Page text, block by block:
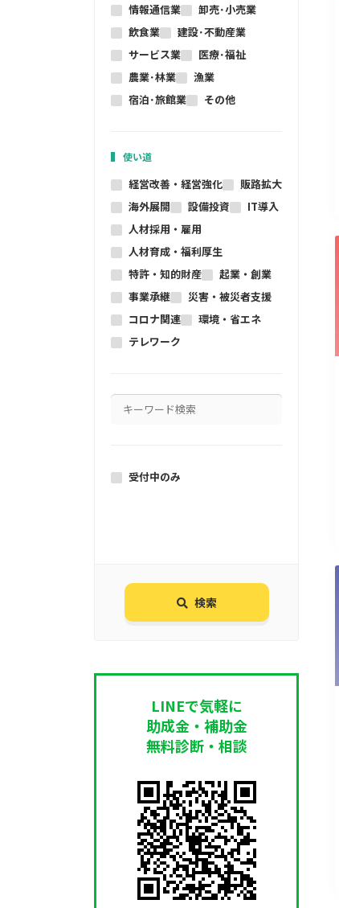
情報通信業
卸売･小売業
飲食業
建設･不動産業
サービス業
医療･福祉
農業･林業
漁業
宿泊･旅館業
その他
使い道
経営改善・経営強化
販路拡大
海外展開
設備投資
IT導入
人材採用・雇用
人材育成・福利厚生
特許・知的財産
起業・創業
事業承継
災害・被災者支援
コロナ関連
環境・省エネ
テレワーク
受付中のみ
検索
LINEで気軽に
助成金・補助金
無料診断・相談